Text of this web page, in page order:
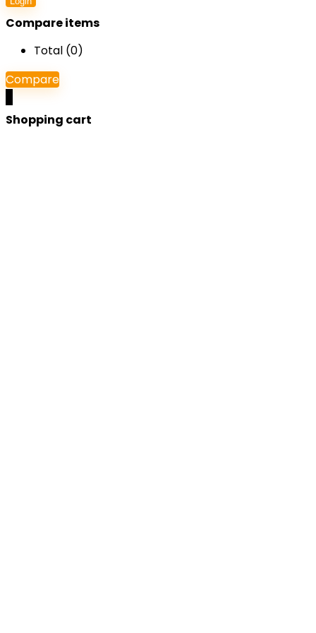
Compare items
Total (0)
Compare
Shopping cart